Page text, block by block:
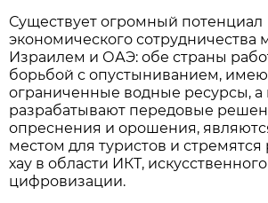
Существует огромный потенциал
экономического сотрудничества
Израилем и ОАЭ: обе страны
борьбой с опустыниванием,
ограниченные водные ресурсы, а
разрабатывают передовые
опреснения и орошения,
местом для туристов и стремятся
хау в области ИКТ,
цифровизации.